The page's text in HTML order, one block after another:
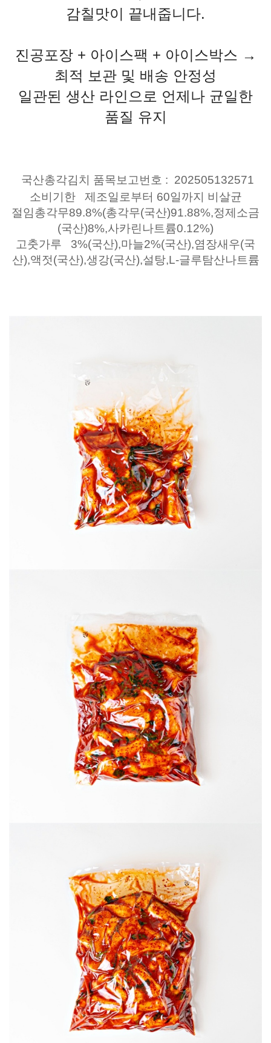
감칠맛이 끝내줍니다.
진공포장 + 아이스팩 + 아이스박스 →
최적 보관 및 배송 안정성
일관된 생산 라인으로 언제나 균일한
품질 유지
국산총각김치 품목보고번호 : 202505132571
소비기한 제조일로부터 60일까지 비살균
절임총각무89.8%(총각무(국산)91.88%,정제소금
(국산)8%,사카린나트륨0.12%)
고춧가루 3%(국산),마늘2%(국산),염장새우(국
산),액젓(국산),생강(국산),설탕,L-글루탐산나트륨